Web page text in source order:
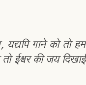
गाने को तो हम
ईश्वर की जय दिखाई